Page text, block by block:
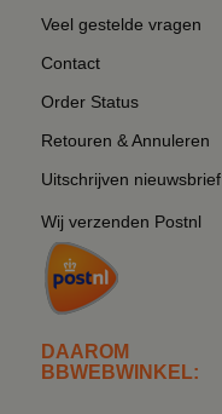
Veel gestelde vragen
Contact
Order Status
Retouren & Annuleren
Uitschrijven nieuwsbrief
Wij verzenden Postnl
DAAROM
BBWEBWINKEL: